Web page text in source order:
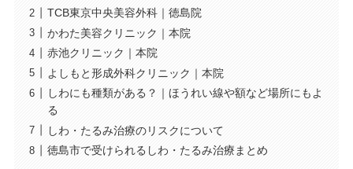
TCB東京中央美容外科｜徳島院
かわた美容クリニック｜本院
赤池クリニック｜本院
よしもと形成外科クリニック｜本院
しわにも種類がある？｜ほうれい線や額など場所にもよ
る
しわ・たるみ治療のリスクについて
徳島市で受けられるしわ・たるみ治療まとめ